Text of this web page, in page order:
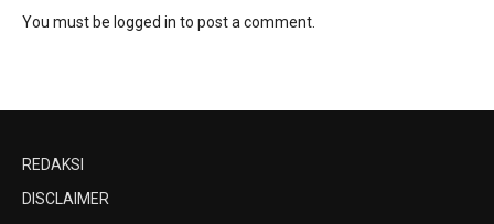
You must be logged in to post a comment.
REDAKSI
DISCLAIMER